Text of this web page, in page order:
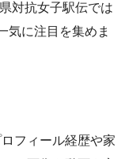
対抗女子駅伝では
気に注目を集めま
フィール経歴や家